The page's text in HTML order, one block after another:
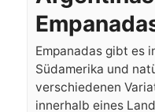
Empanadas gibt es
Südamerika und
verschiedenen
innerhalb eines